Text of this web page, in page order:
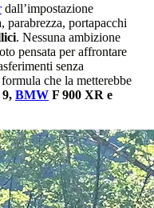
dall’impostazione
parabrezza, portapacchi
. Nessuna ambizione
pensata per affrontare
senza
che la metterebbe
BMW F 900 XR e